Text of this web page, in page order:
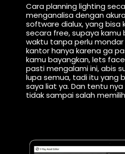
Cara planning lighting
menganalisa dengan
software dialux, yang bisa
secara free, supaya
waktu tanpa perlu
kantor hanya karena ga
kamu bayangkan, lets
pasti mengalami ini, abis
lupa semua, tadi itu yang
saya liat ya. Dan tentu
tidak sampai salah